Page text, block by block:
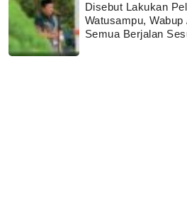
Disebut Lakukan
Watusampu,
Semua Berjalan